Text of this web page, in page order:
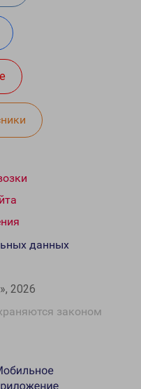
2026
законом
данных